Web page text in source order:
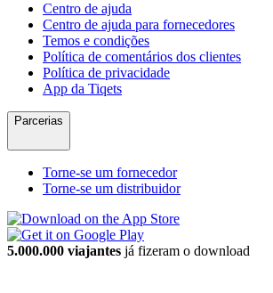
Centro de ajuda
Centro de ajuda para fornecedores
Temos e condições
Política de comentários dos clientes
Política de privacidade
App da Tiqets
Parcerias
Torne-se um fornecedor
Torne-se um distribuidor
5.000.000 viajantes já fizeram o download